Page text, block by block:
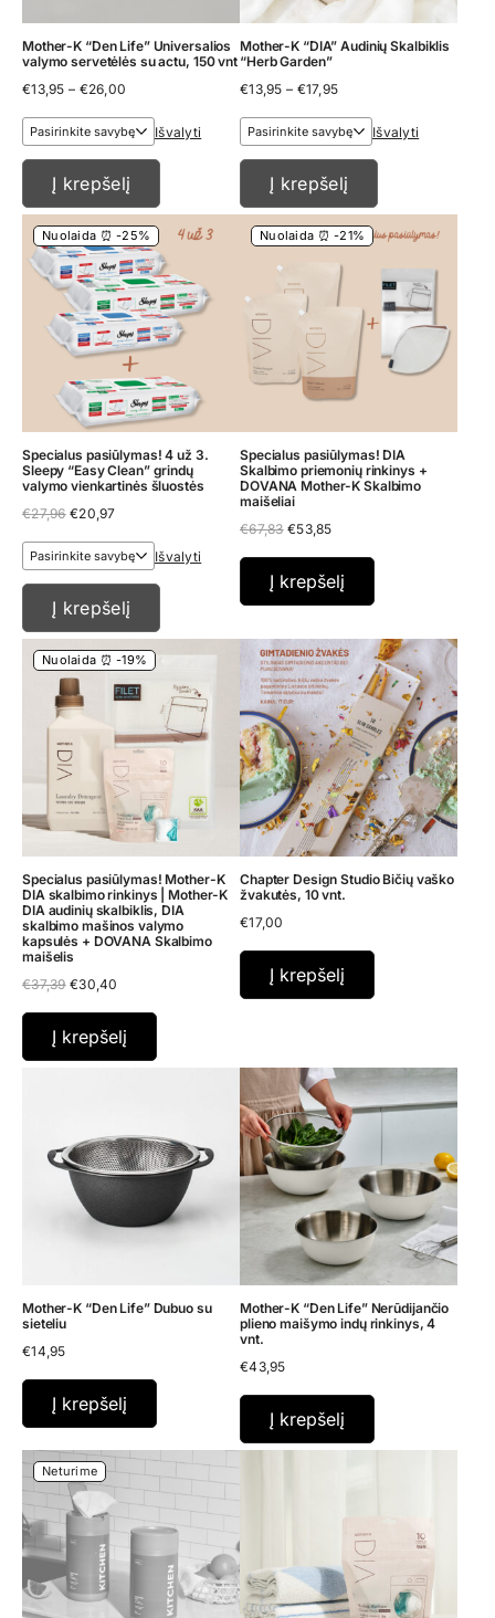
Mother-K “Den Life” Universalios
valymo servetėlės su actu, 150 vnt
€13,95 – €26,00
€13,95
throughIšvalyti
Į krepšelį
Mother-K “DIA” Audinių Skalbiklis
“Herb Garden”
€13,95 – €17,95Price
€13,95
throughIšvalyti
Į krepšelį
Nuolaida ⏰ -25%
Specialus pasiūlymas! 4 už 3.
Sleepy “Easy Clean” grindų
valymo vienkartinės šluostės
€27,96 Original
was:
€27,96.
€20,97Current
is:
€20,97.Išvalyti
Į krepšelį
Nuolaida ⏰ -21%
Specialus pasiūlymas! DIA
Skalbimo priemonių rinkinys +
DOVANA Mother-K Skalbimo
maišeliai
€67,83 Original
was:
€67,83.
€53,85Current
is:
€53,85.
Į krepšelį
Nuolaida ⏰ -19%
Specialus pasiūlymas! Mother-K
DIA skalbimo rinkinys | Mother-K
DIA audinių skalbiklis, DIA
skalbimo mašinos valymo
kapsulės + DOVANA Skalbimo
maišelis
€37,39 Original
was:
€37,39.
€30,40
is:
€30,40.
Į krepšelį
Chapter Design Studio Bičių vaško
žvakutės, 10 vnt.
€17,00
Į krepšelį
Mother-K “Den Life” Dubuo su
sieteliu
€14,95
Į krepšelį
Mother-K “Den Life” Nerūdijančio
plieno maišymo indų rinkinys, 4
vnt.
€43,95
Į krepšelį
Neturime